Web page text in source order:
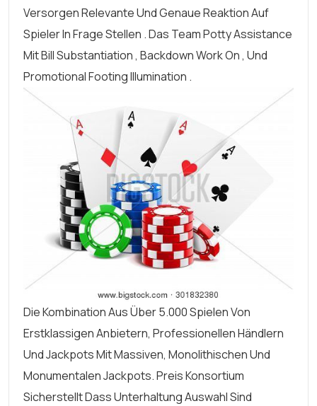
Versorgen Relevante Und Genaue Reaktion Auf
Spieler In Frage Stellen . Das Team Potty Assistance
Mit Bill Substantiation , Backdown Work On , Und
Promotional Footing Illumination .
Die Kombination Aus Über 5.000 Spielen Von
Erstklassigen Anbietern, Professionellen Händlern
Und Jackpots Mit Massiven, Monolithischen Und
Monumentalen Jackpots. Preis Konsortium
Sicherstellt Dass Unterhaltung Auswahl Sind